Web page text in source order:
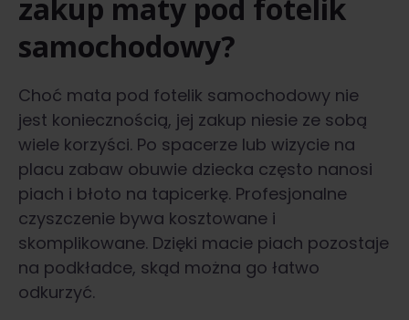
zakup maty pod fotelik
samochodowy?
Choć mata pod fotelik samochodowy nie
jest koniecznością, jej zakup niesie ze sobą
wiele korzyści. Po spacerze lub wizycie na
placu zabaw obuwie dziecka często nanosi
piach i błoto na tapicerkę. Profesjonalne
czyszczenie bywa kosztowane i
skomplikowane. Dzięki macie piach pozostaje
na podkładce, skąd można go łatwo
odkurzyć.